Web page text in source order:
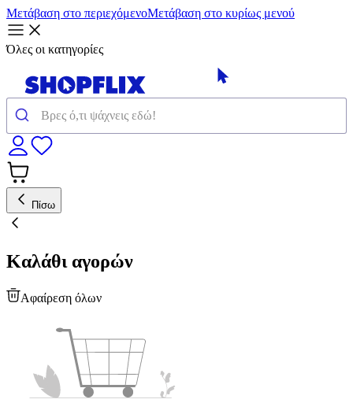
Μετάβαση στο περιεχόμενοΜετάβαση στο κυρίως μενού
Όλες οι κατηγορίες
Πίσω
Καλάθι αγορών
Αφαίρεση όλων